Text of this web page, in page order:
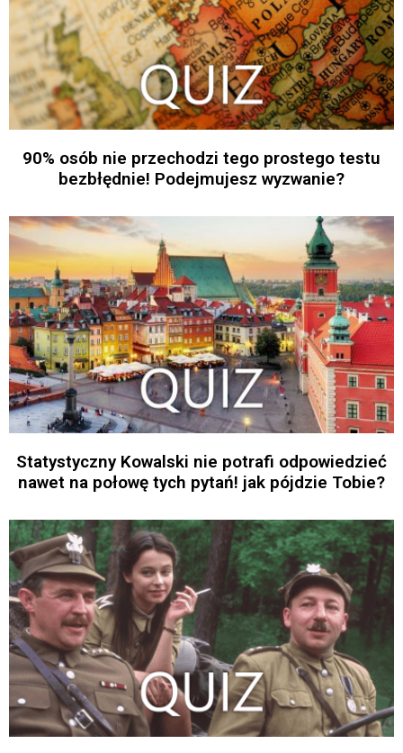
90% osób nie przechodzi tego prostego testu
bezbłędnie! Podejmujesz wyzwanie?
Statystyczny Kowalski nie potrafi odpowiedzieć
nawet na połowę tych pytań! jak pójdzie Tobie?